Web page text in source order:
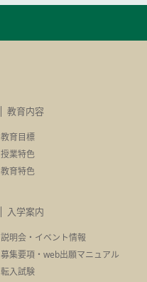
教育内容
教育目標
授業特色
教育特色
入学案内
説明会・イベント情報
募集要項・ web出願マニュアル
転入試験